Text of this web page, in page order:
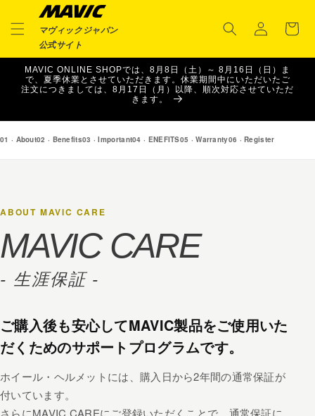
コンテ
ンツに
進むマヴィックジャパン
公式サイト
イ
ー
MAVIC ONLINE SHOPでは、8月8日（土）～ 8月16日（日）ま
で、夏季休業とさせていただきます。休業期間中にいただいたご
注文につきましては、8月17日（月）以降、順次対応させていただ
きます。
01 · About02 · Benefits03 · Important04 · ENEFITS05 · Warranty06 · Register
ABOUT MAVIC CARE
MAVIC CARE
- 生涯保証 -
ご購入後も安心してMAVIC製品をご使用いた
だくためのサポートプログラムです。
ホイール・ヘルメットには、購入日から2年間の通常保証が
付いています。
さらにMAVIC CAREにご登録いただくことで、通常保証に